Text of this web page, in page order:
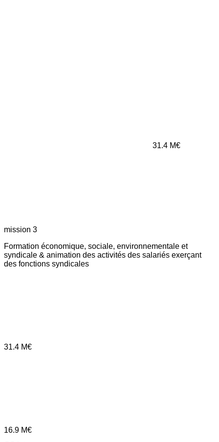
31.4 M€
mission 3
Formation économique, sociale, environnementale et
syndicale & animation des activités des salariés exerçant
des fonctions syndicales
31.4 M€
16.9 M€